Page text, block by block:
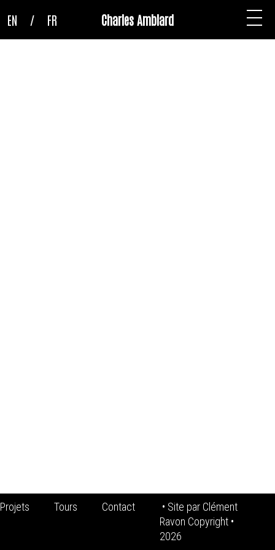
Charles Amblard
EN / FR
Projets Tours Contact • Site par Clément
Ravon Copyright •
2026